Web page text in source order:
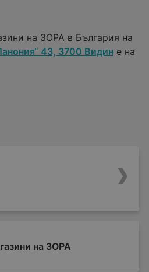
на ЗОРА в България на
43, 3700 Видин е на
на ЗОРА